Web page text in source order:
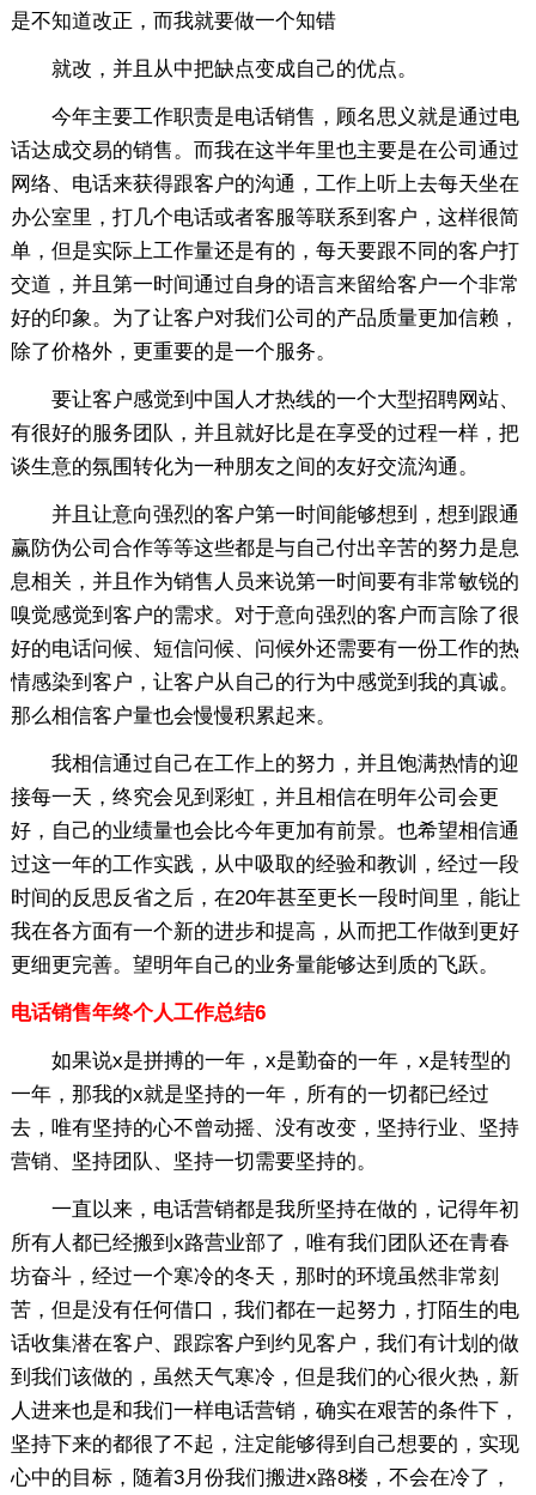
是不知道改正，而我就要做一个知错
就改，并且从中把缺点变成自己的优点。
今年主要工作职责是电话销售，顾名思义就是通过电
话达成交易的销售。而我在这半年里也主要是在公司通过
网络、电话来获得跟客户的沟通，工作上听上去每天坐在
办公室里，打几个电话或者客服等联系到客户，这样很简
单，但是实际上工作量还是有的，每天要跟不同的客户打
交道，并且第一时间通过自身的语言来留给客户一个非常
好的印象。为了让客户对我们公司的产品质量更加信赖，
除了价格外，更重要的是一个服务。
要让客户感觉到中国人才热线的一个大型招聘网站、
有很好的服务团队，并且就好比是在享受的过程一样，把
谈生意的氛围转化为一种朋友之间的友好交流沟通。
并且让意向强烈的客户第一时间能够想到，想到跟通
赢防伪公司合作等等这些都是与自己付出辛苦的努力是息
息相关，并且作为销售人员来说第一时间要有非常敏锐的
嗅觉感觉到客户的需求。对于意向强烈的客户而言除了很
好的电话问候、短信问候、问候外还需要有一份工作的热
情感染到客户，让客户从自己的行为中感觉到我的真诚。
那么相信客户量也会慢慢积累起来。
我相信通过自己在工作上的努力，并且饱满热情的迎
接每一天，终究会见到彩虹，并且相信在明年公司会更
好，自己的业绩量也会比今年更加有前景。也希望相信通
过这一年的工作实践，从中吸取的经验和教训，经过一段
时间的反思反省之后，在20年甚至更长一段时间里，能让
我在各方面有一个新的进步和提高，从而把工作做到更好
更细更完善。望明年自己的业务量能够达到质的飞跃。
电话销售年终个人工作总结6
如果说x是拼搏的一年，x是勤奋的一年，x是转型的
一年，那我的x就是坚持的一年，所有的一切都已经过
去，唯有坚持的心不曾动摇、没有改变，坚持行业、坚持
营销、坚持团队、坚持一切需要坚持的。
一直以来，电话营销都是我所坚持在做的，记得年初
所有人都已经搬到x路营业部了，唯有我们团队还在青春
坊奋斗，经过一个寒冷的冬天，那时的环境虽然非常刻
苦，但是没有任何借口，我们都在一起努力，打陌生的电
话收集潜在客户、跟踪客户到约见客户，我们有计划的做
到我们该做的，虽然天气寒冷，但是我们的心很火热，新
人进来也是和我们一样电话营销，确实在艰苦的条件下，
坚持下来的都很了不起，注定能够得到自己想要的，实现
心中的目标，随着3月份我们搬进x路8楼，不会在冷了，